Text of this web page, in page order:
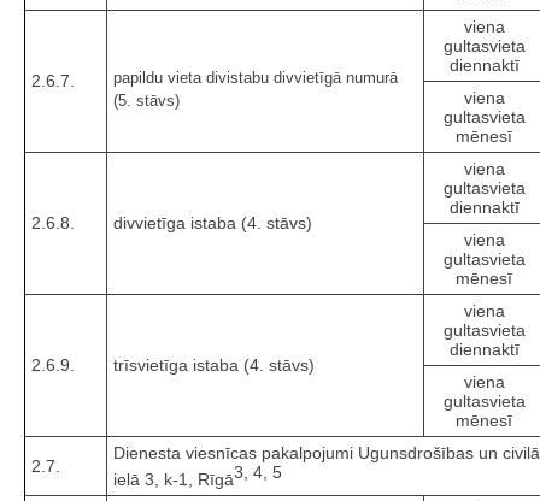
2.6.7.
papildu vieta divistabu divvietīgā numurā
(5. stāvs)
viena
gultasvieta
diennaktī
viena
gultasvieta
mēnesī
2.6.8. divvietīga istaba (4. stāvs)
viena
gultasvieta
diennaktī
viena
gultasvieta
mēnesī
2.6.9. trīsvietīga istaba (4. stāvs)
viena
gultasvieta
diennaktī
viena
gultasvieta
mēnesī
2.7.
Dienesta viesnīcas pakalpojumi Ugunsdrošības un
ielā 3, k-1, Rīgā3, 4, 5